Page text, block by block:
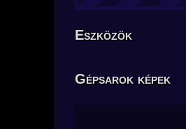
Eszközök
Gépsarok képek